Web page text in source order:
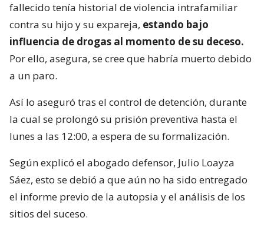
fallecido tenía historial de violencia intrafamiliar
contra su hijo y su expareja, estando bajo
influencia de drogas al momento de su deceso.
Por ello, asegura, se cree que habría muerto debido
a un paro.
Así lo aseguró tras el control de detención, durante
la cual se prolongó su prisión preventiva hasta el
lunes a las 12:00, a espera de su formalización.
Según explicó el abogado defensor, Julio Loayza
Sáez, esto se debió a que aún no ha sido entregado
el informe previo de la autopsia y el análisis de los
sitios del suceso.